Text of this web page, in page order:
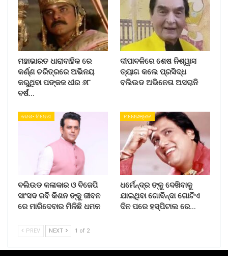
ମହାଭାରତ ଧାରାବାହିକ ରେ
କର୍ଣ୍ଣ ଚରିତ୍ରରେ ଅଭିନୟ
କରୁଥିବା ପଙ୍କଜ ଧୀର ୬୮
ବର୍ଷ…
ଦୀପାବଳିରେ ଶେଷ ନିଶ୍ୱାସ
ତ୍ୟାଗ କଲେ ପ୍ରସିଦ୍ଧ
ବଲିଉଡ ଅଭିନେତା ଅସରାନି
ଦେଶ- ବିଦେଶ
ବଲିଉଡ କଳାକାର ଓ ବିଜେପି
ସାଂସଦ ରବି କିଶନ ଙ୍କୁ ଜୀବନ
ରେ ମାରିଦେବାର ମିଳିଛି ଧମକ
ମନୋରଞ୍ଜନ
ଧର୍ମେନ୍ଦ୍ର ଙ୍କୁ ଦେଖିବାକୁ
ଯାଇଥିବା ଗୋବିନ୍ଦା ଗୋଟିଏ
ଦିନ ପରେ ହସ୍ପିଟାଲ ରେ…
PREV NEXT 1 of 2